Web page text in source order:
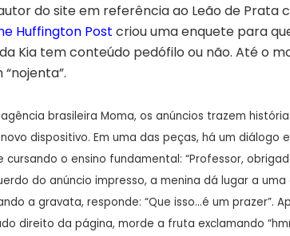
do site em referência ao Leão de Prata
Huffington Post criou uma enquete para
Kia tem conteúdo pedófilo ou não. Até o
brasileira Moma, os anúncios trazem
dispositivo. Em uma das peças, há um diálogo
o ensino fundamental: “Professor,
do anúncio impresso, a menina dá lugar a
a gravata, responde: “Que isso…é um prazer”.
direito da página, morde a fruta exclamando